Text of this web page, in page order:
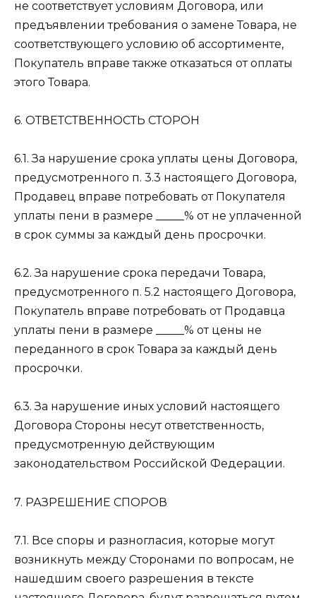
не соответствует условиям Договора, или
предъявлении требования о замене Товара, не
соответствующего условию об ассортименте,
Покупатель вправе также отказаться от оплаты
этого Товара.
6. ОТВЕТСТВЕННОСТЬ СТОРОН
6.1. За нарушение срока уплаты цены Договора,
предусмотренного п. 3.3 настоящего Договора,
Продавец вправе потребовать от Покупателя
уплаты пени в размере _____% от не уплаченной
в срок суммы за каждый день просрочки.
6.2. За нарушение срока передачи Товара,
предусмотренного п. 5.2 настоящего Договора,
Покупатель вправе потребовать от Продавца
уплаты пени в размере _____% от цены не
переданного в срок Товара за каждый день
просрочки.
6.3. За нарушение иных условий настоящего
Договора Стороны несут ответственность,
предусмотренную действующим
законодательством Российской Федерации.
7. РАЗРЕШЕНИЕ СПОРОВ
7.1. Все споры и разногласия, которые могут
возникнуть между Сторонами по вопросам, не
нашедшим своего разрешения в тексте